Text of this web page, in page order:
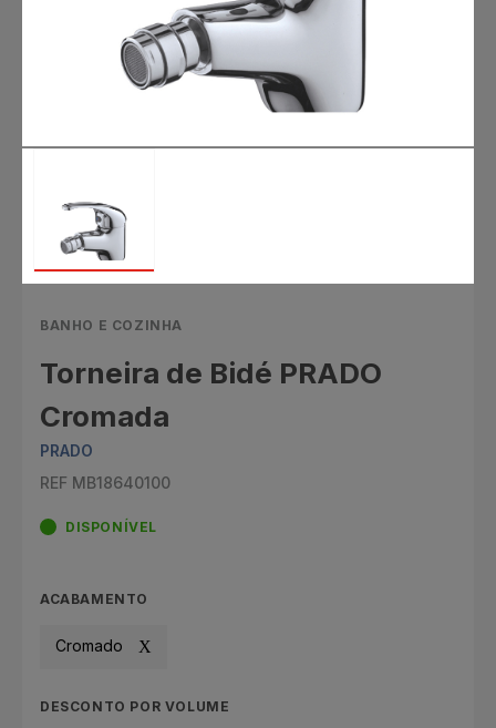
BANHO E COZINHA
Torneira de Bidé PRADO
Cromada
PRADO
REF MB18640100
DISPONÍVEL
ACABAMENTO
Cromado
DESCONTO POR VOLUME